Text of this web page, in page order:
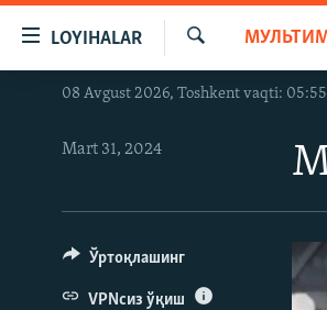
Бош
мавзуларга
навигацияга
Қидиришга
LOYIHALAR
OZODLIK SURISHTIRUVLARI
OZODVIDEO
Излаш
08 Avgust 2026, Toshkent vaqti: 05:55
Mart 31, 2024
Ўртоқлашинг
VPNсиз ўқиш